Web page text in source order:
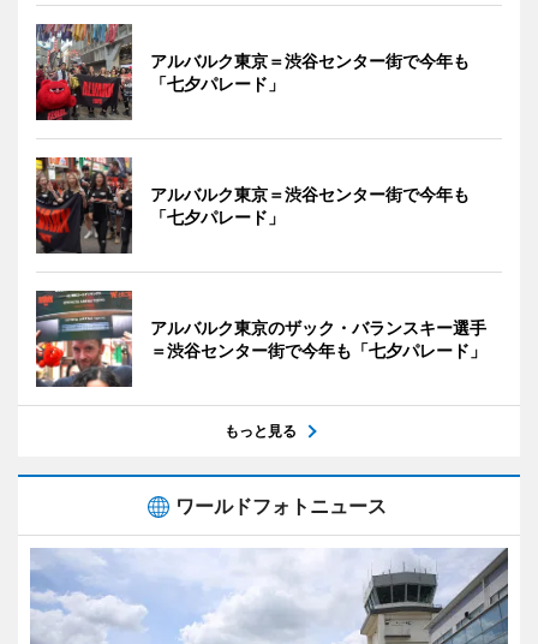
アルバルク東京＝渋谷センター街で今年も
「七夕パレード」
アルバルク東京＝渋谷センター街で今年も
「七夕パレード」
アルバルク東京のザック・バランスキー選手
＝渋谷センター街で今年も「七夕パレード」
もっと見る
ワールドフォトニュース